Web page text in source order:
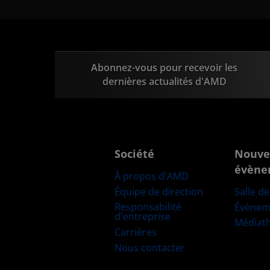
Abonnez-vous pour recevoir les
dernières actualités d'AMD
Société
À propos d'AMD
Équipe de direction
Responsabilité
d'entreprise
Carrières
Nous contacter
Salle